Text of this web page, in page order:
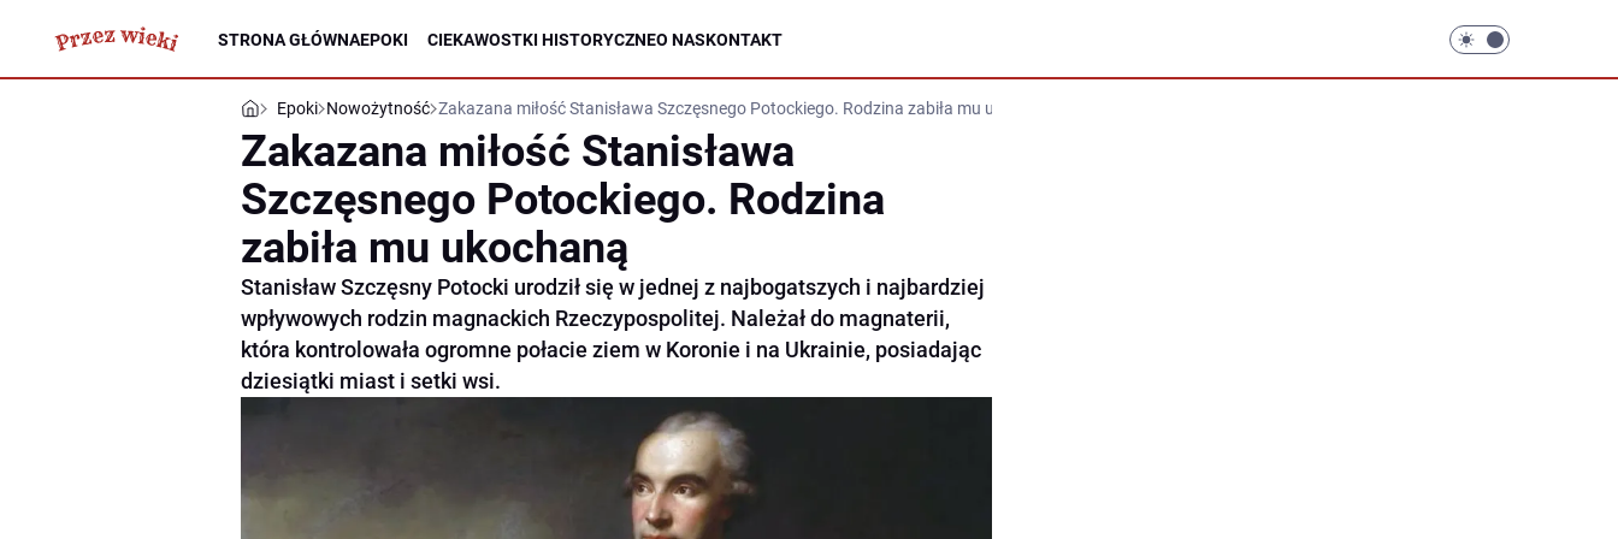
STRONA GŁÓWNAEPOKI CIEKAWOSTKI HISTORYCZNEO NASKONTAKT
Epoki Nowożytność Zakazana miłość Stanisława Szczęsnego Potockiego. Rodzina zabiła mu ukochaną
Zakazana miłość Stanisława
Szczęsnego Potockiego. Rodzina
zabiła mu ukochaną
Stanisław Szczęsny Potocki urodził się w jednej z najbogatszych i najbardziej
wpływowych rodzin magnackich Rzeczypospolitej. Należał do magnaterii,
która kontrolowała ogromne połacie ziem w Koronie i na Ukrainie, posiadając
dziesiątki miast i setki wsi.